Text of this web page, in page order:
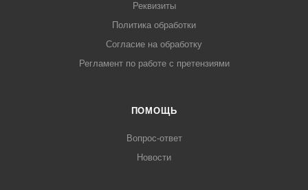
Реквизиты
Политика обработки
Согласие на обработку
Регламент по работе с претензиями
ПОМОЩЬ
Вопрос-ответ
Новости